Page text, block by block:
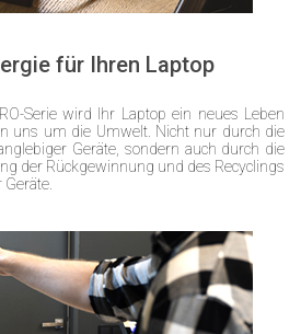
für Ihren Laptop
Serie wird Ihr Laptop ein neues Leben
uns um die Umwelt. Nicht nur durch die
Geräte, sondern auch durch die
der Rückgewinnung und des Recyclings